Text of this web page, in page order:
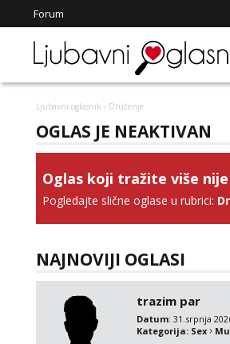
Forum
Ljubavni oglasnik › Druženje
OGLAS JE NEAKTIVAN
Oglas koji tražite više
Pogledajte slične oglase u rubrici:
NAJNOVIJI OGLASI
trazim par
Datum: 31.srpnja
Kategorija: Sex